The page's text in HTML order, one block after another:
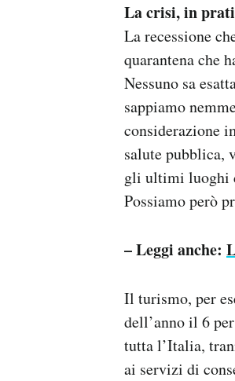
La crisi, in
La recessione
quarantena che
Nessuno sa
sappiamo
considerazione
salute pubblica,
gli ultimi luoghi
Possiamo però
– Leggi anche:
Il turismo, per
dell’anno il 6
tutta l’Italia,
ai servizi di